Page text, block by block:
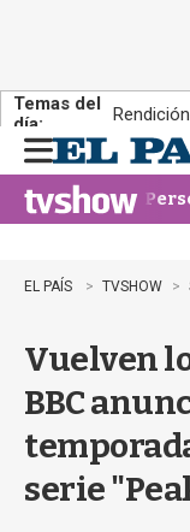
Temas del
día:
n
u
EL PAÍS TVSHOW
Vuelven
BBC
serie